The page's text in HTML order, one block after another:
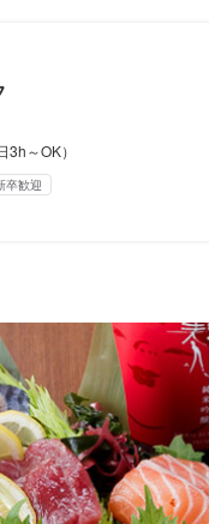
～OK）
卒歓迎
保険、労災保険）
り(旅行、BBQ等)
リーター歓迎 大学生歓迎 主婦
、接客、会計、テーブル